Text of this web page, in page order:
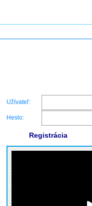
Užívateľ:
Heslo:
Registrácia